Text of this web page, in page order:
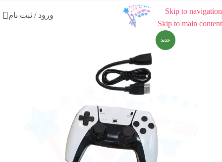
Skip to navigation
Skip to main content
ورود / ثبت نام
جدید